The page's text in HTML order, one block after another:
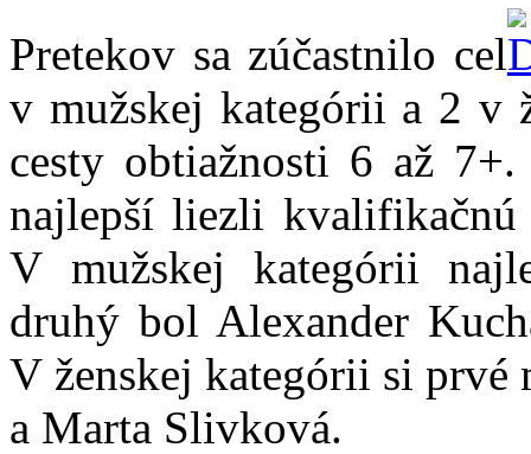
Pretekov sa zúčastnilo cel
v mužskej kategórii a 2 v
cesty obtiažnosti 6 až
najlepší liezli kvalifikačnú
V mužskej kategórii
druhý bol Alexander
V ženskej kategórii si prvé
a Marta Slivková.